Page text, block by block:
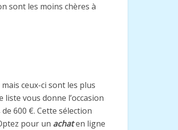
sont les moins chères à
ceux-ci sont les plus
vous donne l’occasion
600 €. Cette sélection
pour un achaten ligne